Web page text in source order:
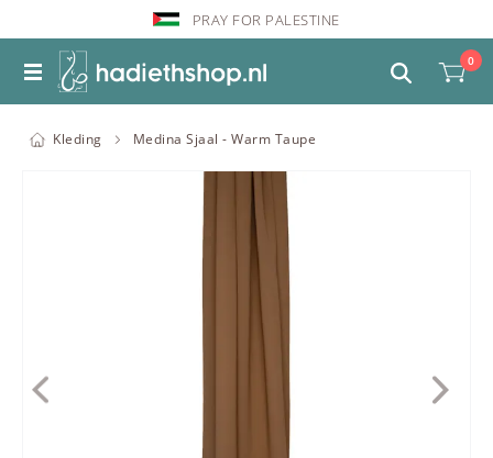
PRAY FOR PALESTINE
0
Kleding Medina Sjaal - Warm Taupe